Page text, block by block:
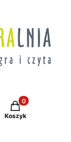
Produkty w
Koszyk